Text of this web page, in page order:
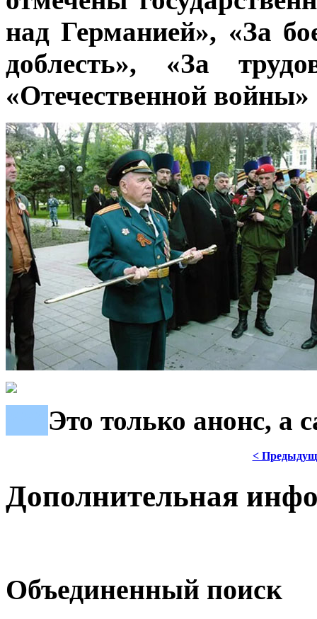
над Германией», «За
доблесть», «За
«Отечественной войны»
Это только анонс, а
<
Дополнительная
Объединенный поиск